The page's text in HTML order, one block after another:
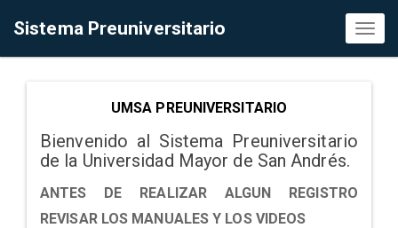
Sistema Preuniversitario
UMSA PREUNIVERSITARIO
Bienvenido al Sistema Preuniversitario
de la Universidad Mayor de San Andrés.
ANTES DE REALIZAR ALGUN REGISTRO
REVISAR LOS MANUALES Y LOS VIDEOS